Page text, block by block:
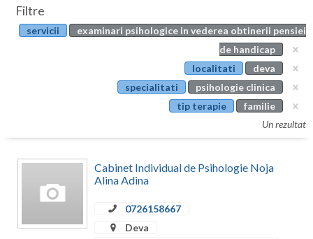
Botosani
Calarasi
Caras-Severin
Articole
Evenimente
Filtre
servicii
examinari psihologice in vederea obtinerii pensiei
de handicap
localitati
deva
specialitati
psihologie clinica
tip terapie
familie
Un rezultat
Cabinet Individual de Psihologie Noja
Alina Adina
0726158667
Deva